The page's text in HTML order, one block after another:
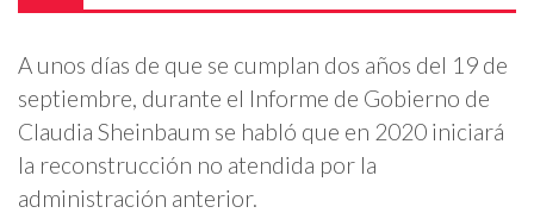
A unos días de que se cumplan dos años del 19 de
septiembre, durante el Informe de Gobierno de
Claudia Sheinbaum se habló que en 2020 iniciará
la reconstrucción no atendida por la
administración anterior.